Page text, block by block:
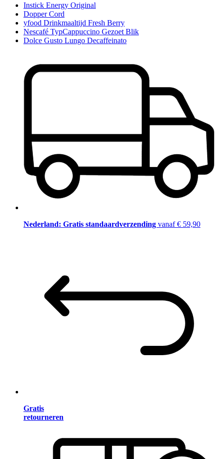
Instick Energy Original
Dopper Cord
yfood Drinkmaaltijd Fresh Berry
Nescafé TypCappuccino Gezoet Blik
Dolce Gusto Lungo Decaffeinato
Nederland: Gratis standaardverzending vanaf € 59,90
Gratis
retourneren